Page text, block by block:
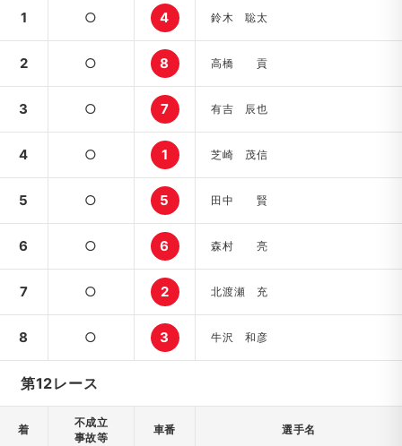
1 ○ 4 鈴木 聡太
2 ○ 8 高橋 貢
3 ○ 7 有吉 辰也
4 ○ 1 芝崎 茂信
5 ○ 5 田中 賢
6 ○ 6 森村 亮
7 ○ 2 北渡瀬 充
8 ○ 3 牛沢 和彦
第12レース
着
不成立
事故等
車番 選手名